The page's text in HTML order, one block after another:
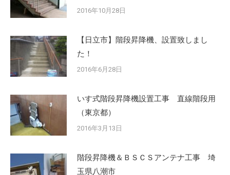
2016年10月28日
【日立市】階段昇降機、設置致しまし
た！
2016年6月28日
いす式階段昇降機設置工事 直線階段用
（東京都）
2016年3月13日
階段昇降機＆ＢＳＣＳアンテナ工事 埼
玉県八潮市